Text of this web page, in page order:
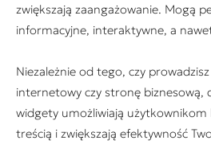
zwiększają zaangażowanie. Mogą
informacyjne, interaktywne, a
Niezależnie od tego, czy
internetowy czy stronę biznesową,
widgety umożliwiają użytkownikom
treścią i zwiększają efektywność